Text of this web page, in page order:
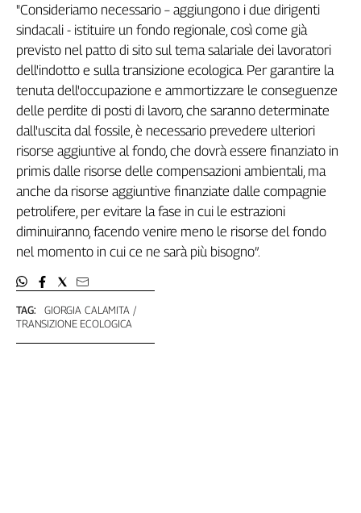
Collettiva
Play
Rubriche
Collettiva
Talk
La
settimana
Il
Sassolino
Linea
Economica
Tech
It
Easy
Inserti
TAG:
GIORGIA CALAMITA
TRANSIZIONE ECOLOGICA
"Consideriamo necessario – aggiungono i due dirigenti
sindacali - istituire un fondo regionale, così come già
previsto nel patto di sito sul tema salariale dei lavoratori
dell'indotto e sulla transizione ecologica. Per garantire la
tenuta dell'occupazione e ammortizzare le conseguenze
delle perdite di posti di lavoro, che saranno determinate
dall'uscita dal fossile, è necessario prevedere ulteriori
risorse aggiuntive al fondo, che dovrà essere finanziato in
primis dalle risorse delle compensazioni ambientali, ma
anche da risorse aggiuntive finanziate dalle compagnie
petrolifere, per evitare la fase in cui le estrazioni
diminuiranno, facendo venire meno le risorse del fondo
nel momento in cui ce ne sarà più bisogno”.